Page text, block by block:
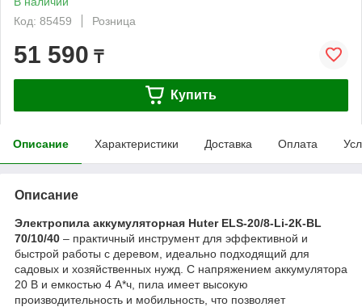
Код: 85459
Розница
51 590 ₸
Купить
Описание Характеристики Доставка Оплата
Описание
Электропила аккумуляторная Huter ELS-20/8-Li-2К-BL
70/10/40 – практичный инструмент для эффективной и
быстрой работы с деревом, идеально подходящий для
садовых и хозяйственных нужд. С напряжением аккумулятора
20 В и емкостью 4 А*ч, пила имеет высокую
производительность и мобильность, что позволяет